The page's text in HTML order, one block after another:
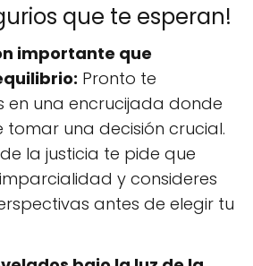
que te esperan!
importante que
Pronto te
en una encrucijada donde
tomar una decisión crucial.
la justicia te pide que
y consideres
antes de elegir tu